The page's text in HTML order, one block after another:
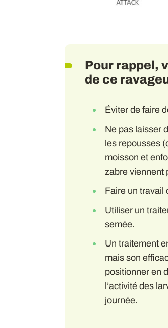
Pour rappel,
de ce
Éviter de faire
Ne pas laisser
les repousses
moisson et
zabre viennent
Faire un travail
Utiliser un
semée.
Un traitement
mais son
positionner en
l’activité des
journée.